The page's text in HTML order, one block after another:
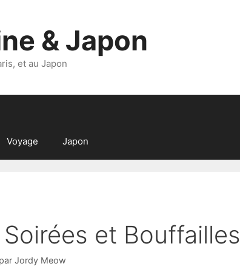
& Japon
et au Japon
Voyage Japon
et Bouffailles
par Jordy Meow